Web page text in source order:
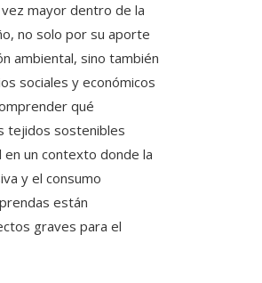
mayor dentro de la
no solo por su aporte
ambiental, sino también
sociales y económicos
qué
tejidos sostenibles
en un contexto donde la
y el consumo
están
graves para el